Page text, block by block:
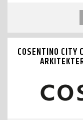
COSENTINO CITY